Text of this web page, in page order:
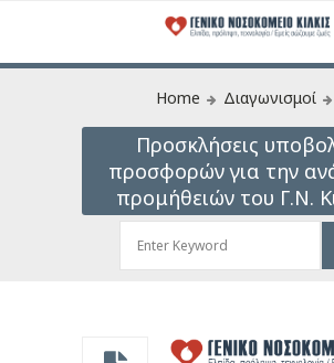
Home Διαγωνισμοί
Προσκλήσεις
προσφορών για την
προμήθειών του Γ.Ν.